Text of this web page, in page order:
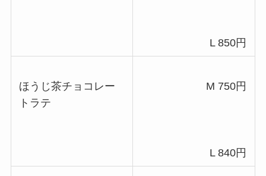
L 850円
ほうじ茶チョコレー
トラテ
M 750円
L 840円